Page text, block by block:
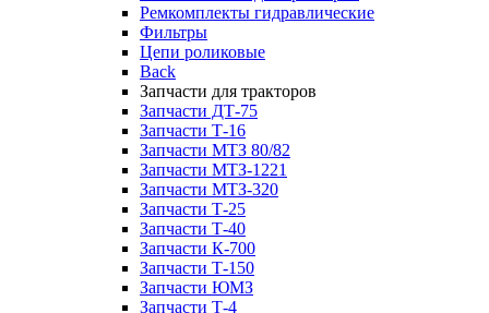
Ремкомплекты гидравлические
Фильтры
Цепи роликовые
Back
Запчасти для тракторов
Запчасти ДТ-75
Запчасти Т-16
Запчасти МТЗ 80/82
Запчасти МТЗ-1221
Запчасти МТЗ-320
Запчасти Т-25
Запчасти Т-40
Запчасти К-700
Запчасти Т-150
Запчасти ЮМЗ
Запчасти Т-4